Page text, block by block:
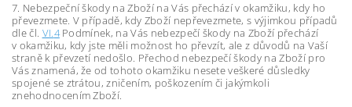
7. Nebezpeční škody na Zboží na Vás přechází v okamžiku, kdy ho
převezmete. V případě, kdy Zboží nepřevezmete, s výjimkou případů
dle čl. VI.4Podmínek, na Vás nebezpečí škody na Zboží přechází
v okamžiku, kdy jste měli možnost ho převzít, ale z důvodů na Vaší
straně k převzetí nedošlo. Přechod nebezpečí škody na Zboží pro
Vás znamená, že od tohoto okamžiku nesete veškeré důsledky
spojené se ztrátou, zničením, poškozením či jakýmkoli
znehodnocením Zboží.